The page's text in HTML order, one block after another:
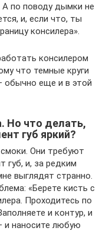
А по поводу дымки не
и, если что, ты
консилера».
консилером
что темные круги
обычно еще и в этой
Но что делать,
губ яркий?
Они требуют
губ, и, за редким
выглядят странно.
«Берете кисть с
Проходитесь по
и контур, и
наносите любую